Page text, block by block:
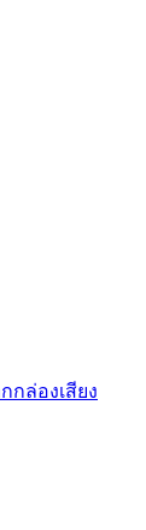
กล่องเสียง